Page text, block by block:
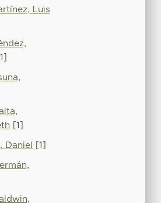
Luis
[1]
Daniel [1]